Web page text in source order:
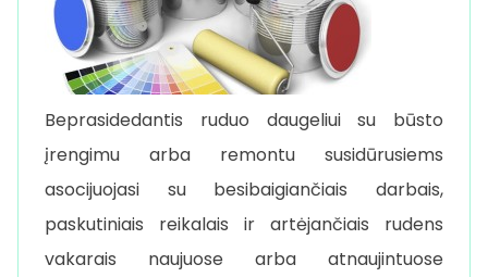
Beprasidedantis ruduo daugeliui su būsto
įrengimu arba remontu susidūrusiems
asocijuojasi su besibaigiančiais darbais,
paskutiniais reikalais ir artėjančiais rudens
vakarais naujuose arba atnaujintuose